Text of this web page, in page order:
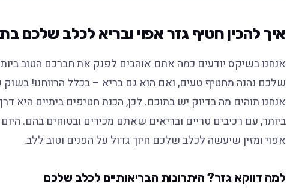
איך להכין חטיף גזר אפוי ובריא לכלב
אנחנו בשיקס יודעים כמה אתם אוהבים לפנק את חברכם הטוב
שלכם נהנה מחטיף טעים, ואם הוא גם בריא – בכלל הרווחנו!
אנחנו תוהים מה בדיוק יש בתוכם. לכן, הכנת חטיפים ביתיים
ביותר, עם רכיבים טריים ובריאים שאתם מכירים ובטוחים בהם.
אפוי ומזין שיעשה לכלב שלכם חיוך גדול על הפנים וטוב ללב.
למה דווקא גזר? היתרונות הבריאותיים לכלב שלכם